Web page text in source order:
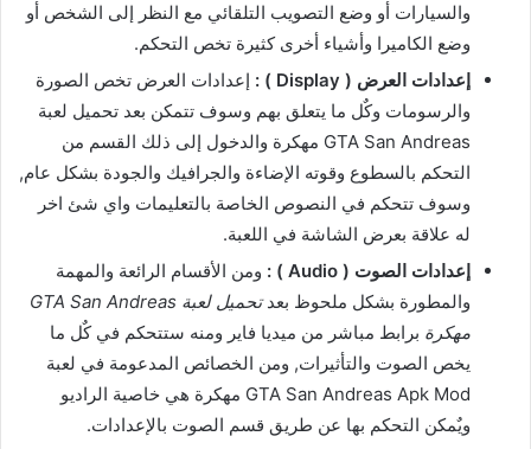
والسيارات أو وضع التصويب التلقائي مع النظر إلى الشخص أو
وضع الكاميرا وأشياء أخرى كثيرة تخص التحكم.
إعدادات العرض ( Display ) :
إعدادات العرض تخص الصورة
والرسومات وكٌل ما يتعلق بهم وسوف تتمكن بعد تحميل لعبة
GTA San Andreas مهكرة والدخول إلى ذلك القسم من
التحكم بالسطوع وقوته الإضاءة والجرافيك والجودة بشكل عام,
وسوف تتحكم في النصوص الخاصة بالتعليمات واي شئ اخر
له علاقة بعرض الشاشة في اللعبة.
إعدادات الصوت ( Audio ) :
ومن الأقسام الرائعة والمهمة
والمطورة بشكل ملحوظ بعد
تحميل لعبة GTA San Andreas
مهكرة برابط مباشر من ميديا فاير ومنه ستتحكم في كٌل ما
يخص الصوت والتأثيرات, ومن الخصائص المدعومة في لعبة
GTA San Andreas Apk Mod مهكرة هي خاصية الراديو
ويٌمكن التحكم بها عن طريق قسم الصوت بالإعدادات.